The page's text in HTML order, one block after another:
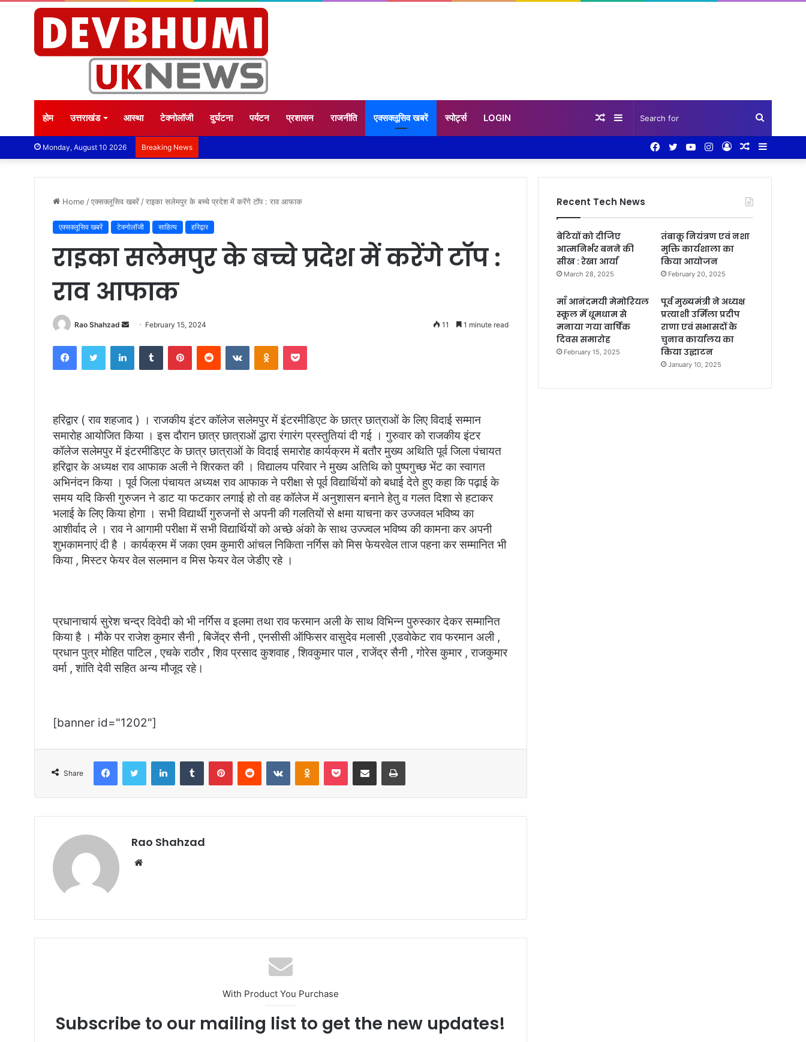
होम उत्तराखंड आस्था टेक्नोलॉजी दुर्घटना पर्यटन प्रशासन राजनीति एक्सक्लूसिव खबरें स्पोर्ट्स LOGIN Search
for
Sidebar
Random
Monday, August 10 2026 Breaking News Sidebar
Random
Log
Instagram
YouTube
Twitter
Facebook
Home /एक्सक्लूसिव खबरें /राइका सलेमपुर के बच्चे प्रदेश में करेंगे टॉप : राव आफाक
एक्सक्लूसिव खबरें टेक्नोलॉजी साहित्य हरिद्वार
राइका सलेमपुर के बच्चे प्रदेश में करेंगे टॉप :
राव आफाक
Rao Shahzad
Send February 15, 2024 11 1 minute read
FacebookTwitter LinkedInTumblr PinterestReddit VKontakteOdnoklassniki
Pocket
हरिद्वार ( राव शहजाद ) । राजकीय इंटर कॉलेज सलेमपुर में इंटरमीडिएट के छात्र छात्राओं के लिए विदाई सम्मान
समारोह आयोजित किया । इस दौरान छात्र छात्राओं द्धारा रंगारंग प्रस्तुतियां दी गई । गुरुवार को राजकीय इंटर
कॉलेज सलेमपुर में इंटरमीडिएट के छात्र छात्राओं के विदाई समारोह कार्यक्रम में बतौर मुख्य अथिति पूर्व जिला पंचायत
हरिद्वार के अध्यक्ष राव आफाक अली ने शिरकत की । विद्यालय परिवार ने मुख्य अतिथि को पुष्पगुच्छ भेंट का स्वागत
अभिनंदन किया । पूर्व जिला पंचायत अध्यक्ष राव आफाक ने परीक्षा से पूर्व विद्यार्थियों को बधाई देते हुए कहा कि पढ़ाई के
समय यदि किसी गुरुजन ने डाट या फटकार लगाई हो तो वह कॉलेज में अनुशासन बनाने हेतु व गलत दिशा से हटाकर
भलाई के लिए किया होगा । सभी विद्यार्थी गुरुजनों से अपनी की गलतियों से क्षमा याचना कर उज्जवल भविष्य का
आशीर्वाद ले । राव ने आगामी परीक्षा में सभी विद्यार्थियों को अच्छे अंको के साथ उज्ज्वल भविष्य की कामना कर अपनी
शुभकामनाएं दी है । कार्यक्रम में जका एवम कुमारी आंचल निकिता नर्गिस को मिस फेयरवेल ताज पहना कर सम्मानित भी
किया , मिस्टर फेयर वेल सलमान व मिस फेयर वेल जेडीए रहे ।
प्रधानाचार्य सुरेश चन्द्र दिवेदी को भी नर्गिस व इलमा तथा राव फरमान अली के साथ विभिन्न पुरुस्कार देकर सम्मानित
किया है । मौके पर राजेश कुमार सैनी , बिजेंद्र सैनी , एनसीसी ऑफिसर वासुदेव मलासी ,एडवोकेट राव फरमान अली ,
प्रधान पुत्र मोहित पाटिल , एचके राठौर , शिव प्रसाद कुशवाह , शिवकुमार पाल , राजेंद्र सैनी , गोरेस कुमार , राजकुमार
वर्मा , शांति देवी सहित अन्य मौजूद रहे।
[banner id="1202"]
Share
FacebookTwitter LinkedInTumblr PinterestReddit VKontakteOdnoklassniki
Pocket Share via Email Print
Rao Shahzad
Website
With Product You Purchase
Subscribe to our mailing list to get the new updates!
Recent Tech News
बेटियों को दीजिए
आत्मनिर्भर बनने की
सीख : रेखा आर्या
March 28, 2025
तंबाकू नियंत्रण एवं नशा
मुक्ति कार्यशाला का
किया आयोजन
February 20, 2025
माँ आनंदमयी मेमोरियल
स्कूल में धूमधाम से
मनाया गया वार्षिक
दिवस समारोह
February 15, 2025
पूर्व मुख्यमंत्री ने अध्यक्ष
प्रत्याशी उर्मिला प्रदीप
राणा एवं सभासदों के
चुनाव कार्यालय का
किया उद्घाटन
January 10, 2025